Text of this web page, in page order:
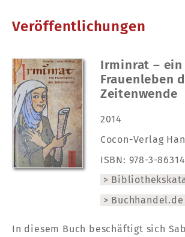
Veröffentlichungen
Irminrat – ein
Frauenleben
Zeitenwende
2014
Cocon-Verlag
ISBN: 978-3-
Buchhandel.de
In diesem Buch beschäftigt sich